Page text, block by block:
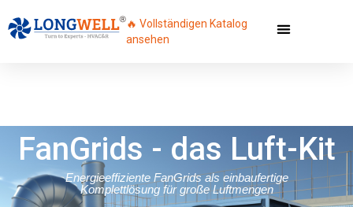
🔥 Vollständigen Katalog
ansehen
FanGrids - das Luft-Kit
Energieeffiziente FanGrids als einbaufertige
Komplettlösung für große Luftmengen